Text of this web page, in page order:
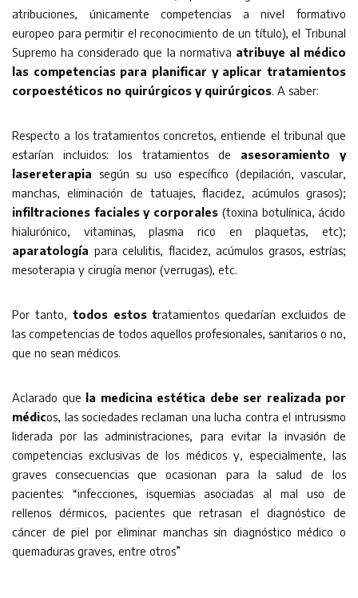
atribuciones, únicamente competencias a nivel formativo
europeo para permitir el reconocimiento de un título), el Tribunal
Supremo ha considerado que la normativa atribuye al médico
las competencias para planificar y aplicar tratamientos
corpoestéticos no quirúrgicos y quirúrgicos. A saber:
Respecto a los tratamientos concretos, entiende el tribunal que
estarían incluidos: los tratamientos de asesoramiento y
lasereterapia según su uso específico (depilación, vascular,
manchas, eliminación de tatuajes, flacidez, acúmulos grasos);
infiltraciones faciales y corporales (toxina botulínica, ácido
hialurónico, vitaminas, plasma rico en plaquetas, etc);
aparatología para celulitis, flacidez, acúmulos grasos, estrías;
mesoterapia y cirugía menor (verrugas), etc.
Por tanto, todos estos tratamientos quedarían excluidos de
las competencias de todos aquellos profesionales, sanitarios o no,
que no sean médicos.
Aclarado que la medicina estética debe ser realizada por
médicos, las sociedades reclaman una lucha contra el intrusismo
liderada por las administraciones, para evitar la invasión de
competencias exclusivas de los médicos y, especialmente, las
graves consecuencias que ocasionan para la salud de los
pacientes: “infecciones, isquemias asociadas al mal uso de
rellenos dérmicos, pacientes que retrasan el diagnóstico de
cáncer de piel por eliminar manchas sin diagnóstico médico o
quemaduras graves, entre otros”